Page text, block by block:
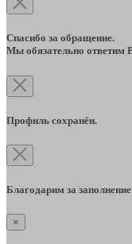
Спасибо за обращение.
Мы обязательно ответим
Профиль сохранён.
Благодарим за
×